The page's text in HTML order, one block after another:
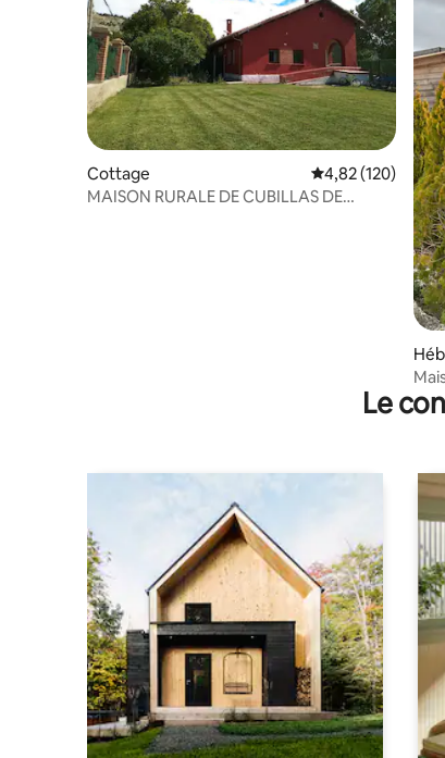
Cottage Évaluation
4,82 (120)
MAISON RURALE DE CUBILLAS DE
Le